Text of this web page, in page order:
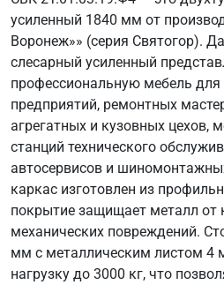
усиленный 1840 мм от
Воронеж»» (серия Святогор).
слесарный усиленный
профессиональную мебель
предприятий, ремонтных
агрегатных и кузовных цехов,
станций технического
автосервисов и
каркас изготовлен из
покрытие защищает металл от
механических повреждений.
мм с металлическим листом 4
нагрузку до 3000 кг, что